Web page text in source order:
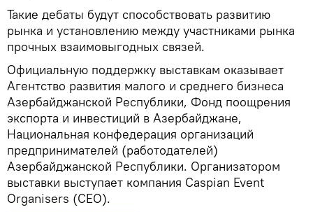
Такие дебаты будут способствовать развитию
рынка и установлению между участниками рынка
прочных взаимовыгодных связей.
Официальную поддержку выставкам оказывает
Агентство развития малого и среднего бизнеса
Азербайджанской Республики, Фонд поощрения
экспорта и инвестиций в Азербайджане,
Национальная конфедерация организаций
предпринимателей (работодателей)
Азербайджанской Республики. Организатором
выставки выступает компания Caspian Event
Organisers (CEO).